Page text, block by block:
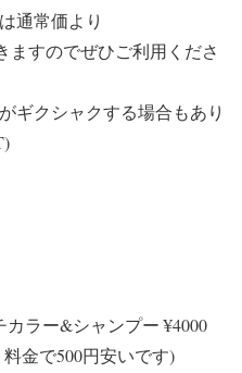
通常価より
ますのでぜひご利用くださ
ギクシャクする場合もあり
ラー&シャンプー ¥4000
金で500円安いです)